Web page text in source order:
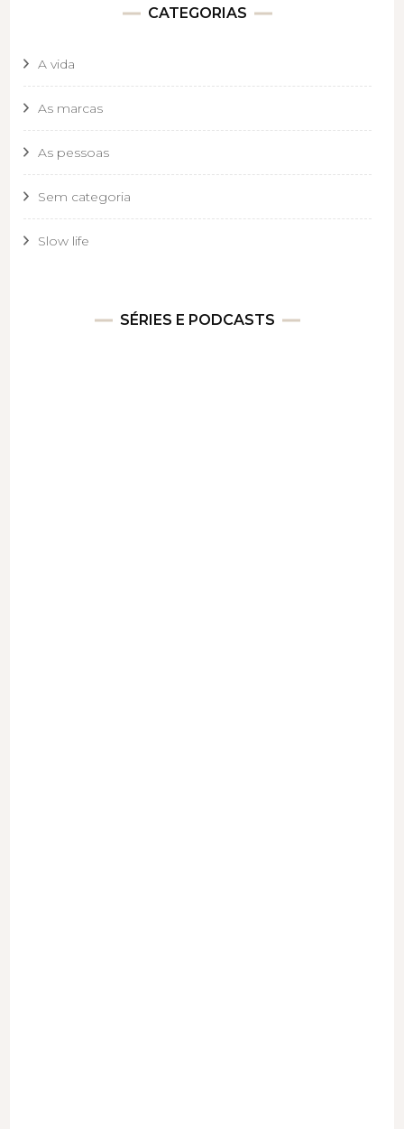
CATEGORIAS
A vida
As marcas
As pessoas
Sem categoria
Slow life
SÉRIES E PODCASTS